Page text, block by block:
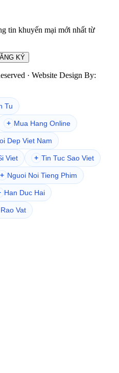
tin khuyến mại mới nhất từ
· Website Design By:
Tu
+ Mua Hang Online
Dep Viet Nam
Viet + Tin Tuc Sao Viet
+ Nguoi Noi Tieng Phim
Han Duc Hai
Vat